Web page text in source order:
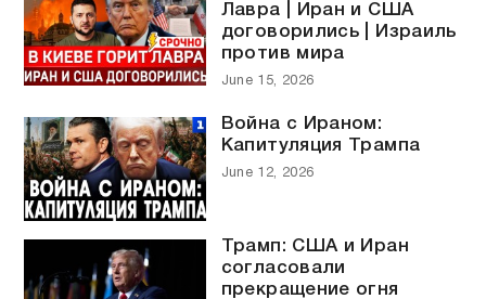
Лавра | Иран и США
договорились | Израиль
против мира
June 15, 2026
Война с Ираном:
Капитуляция Трампа
June 12, 2026
Трамп: США и Иран
согласовали
прекращение огня